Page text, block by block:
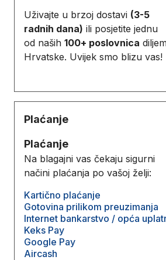
Uživajte u brzoj dostavi (3-5
radnih dana) ili posjetite jednu
od naših 100+ poslovnica
Hrvatske. Uvijek smo blizu vas!
Plaćanje
Plaćanje
Na blagajni vas čekaju sigurni
načini plaćanja po vašoj želji:
Kartično plaćanje
Gotovina prilikom preuzimanja
Internet bankarstvo / opća
Keks Pay
Google Pay
Aircash